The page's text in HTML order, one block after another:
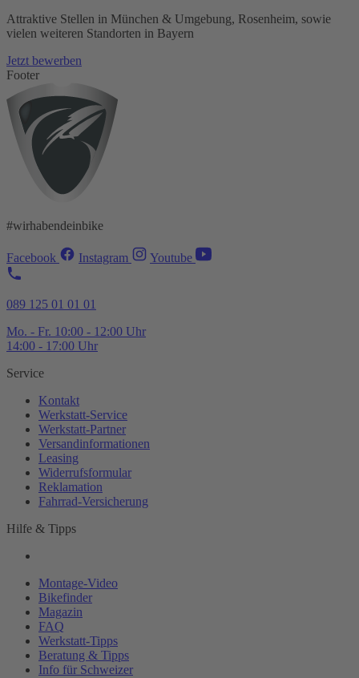
Attraktive Stellen in München & Umgebung, Rosenheim, sowie
vielen weiteren Standorten in Bayern
Jetzt bewerben
Footer
#wirhabendeinbike
Facebook Instagram Youtube
089 125 01 01 01
Mo. - Fr. 10:00 - 12:00 Uhr
14:00 - 17:00 Uhr
Service
Kontakt
Werkstatt-Service
Werkstatt-Partner
Versandinformationen
Leasing
Widerrufsformular
Reklamation
Fahrrad-Versicherung
Hilfe & Tipps
Montage-Video
Bikefinder
Magazin
FAQ
Werkstatt-Tipps
Beratung & Tipps
Info für Schweizer